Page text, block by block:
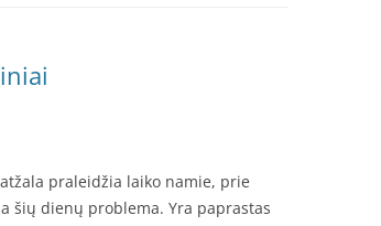
praleidžia laiko namie, prie
šių dienų problema. Yra paprastas